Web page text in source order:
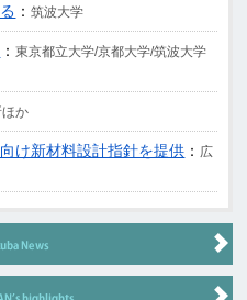
：筑波大学
：東京都立大学/京都大学/筑波大学
か
け新材料設計指針を提供 ： 広